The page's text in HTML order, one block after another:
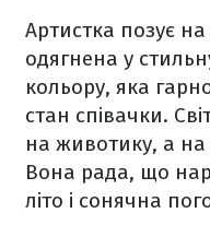
Артистка позує
одягнена у
кольору, яка
стан співачки.
на животику, а на
Вона рада, що
літо і сонячна